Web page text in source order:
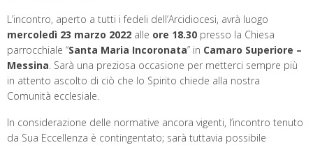
k
s
t
n
p
m
L’incontro, aperto a tutti i fedeli dell’Arcidiocesi, avrà luogo
mercoledì 23 marzo 2022 alle ore 18.30 presso la Chiesa
parrocchiale “Santa Maria Incoronata” in Camaro Superiore –
Messina. Sarà una preziosa occasione per metterci sempre più
in attento ascolto di ciò che lo Spirito chiede alla nostra
Comunità ecclesiale.
In considerazione delle normative ancora vigenti, l’incontro tenuto
da Sua Eccellenza è contingentato; sarà tuttavia possibile